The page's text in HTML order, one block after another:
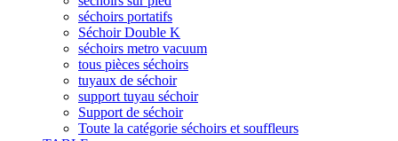
séchoirs portatifs
Séchoir Double K
séchoirs metro vacuum
tous pièces séchoirs
tuyaux de séchoir
support tuyau séchoir
Support de séchoir
Toute la catégorie séchoirs et souffleurs